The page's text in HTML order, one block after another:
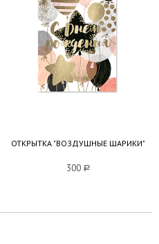
ОТКРЫТКА "ВОЗДУШНЫЕ ШАРИКИ"
300 a